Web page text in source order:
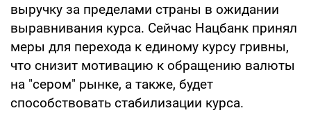
выручку за пределами страны в ожидании
выравнивания курса. Сейчас Нацбанк принял
меры для перехода к единому курсу гривны,
что снизит мотивацию к обращению валюты
на "сером" рынке, а также, будет
способствовать стабилизации курса.